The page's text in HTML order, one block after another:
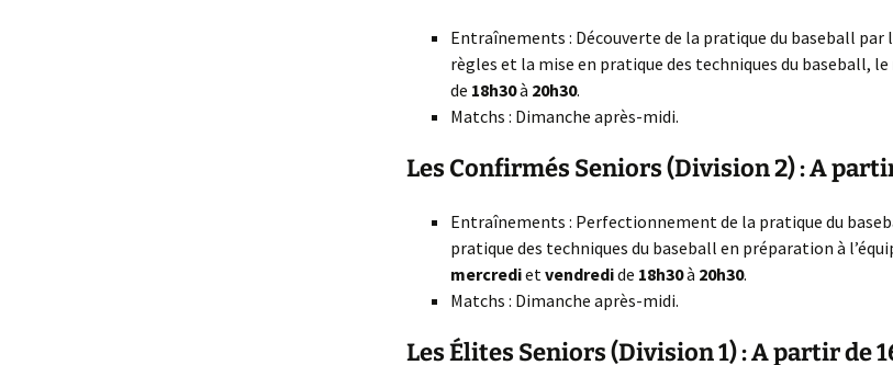
Entraînements : Découverte de la pratique du baseball par
règles et la mise en pratique des techniques du baseball, le
de 18h30à 20h30.
Matchs : Dimanche après-midi.
Les Confirmés Seniors (Division 2) : A
Entraînements : Perfectionnement de la pratique du
pratique des techniques du baseball en préparation à
mercredietvendredide 18h30à 20h30.
Matchs : Dimanche après-midi.
Les Élites Seniors (Division 1) : A partir de